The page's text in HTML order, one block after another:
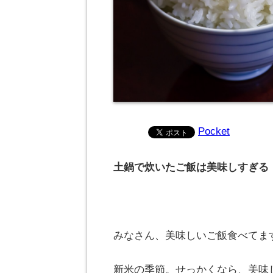
Pocket
土鍋で炊いたご飯は美味しすぎる
みなさん、美味しいご飯食べてま
新米の季節。せっかくなら、美味